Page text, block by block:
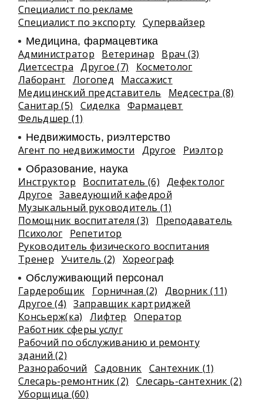
Специалист по рекламе
Специалист по экспорту Супервайзер
Медицина, фармацевтика
Администратор Ветеринар
Врач (3)
Диетсестра
Другое (7)
Косметолог
Лаборант
Логопед
Массажист
Медицинский представитель
Медсестра (8)
Санитар (5)
Сиделка
Фармацевт
Фельдшер (1)
Недвижимость, риэлтeрство
Агент по недвижимости Другое Риэлтор
Образование, наука
Инструктор Воспитатель (6) Дефектолог
Другое Заведующий кафедрой
Музыкальный руководитель (1)
Помощник воспитателя (3)
Преподаватель
Психолог
Репетитор
Руководитель физического воспитания
Тренер Учитель (2) Хореограф
Обслуживающий персонал
Гардеробщик Горничная (2)
Дворник (11)
Другое (4)
Заправщик картриджей
Консьерж(ка)
Лифтер
Оператор
Работник сферы услуг
Рабочий по обслуживанию и ремонту
зданий (2)
Разнорабочий
Садовник Сантехник (1)
Слесарь-ремонтник (2)
Слесарь-сантехник (2)
Уборщица (60)